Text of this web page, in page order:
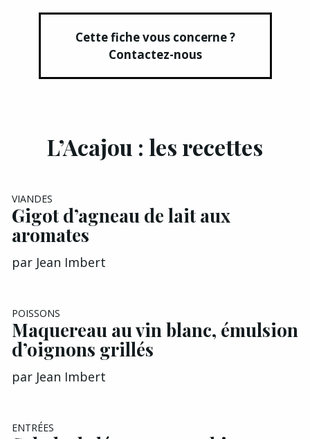
Cette fiche vous concerne ?
Contactez-nous
L’Acajou : les recettes
VIANDES
Gigot d’agneau de lait aux
aromates
par Jean Imbert
POISSONS
Maquereau au vin blanc, émulsion
d’oignons grillés
par Jean Imbert
ENTRÉES